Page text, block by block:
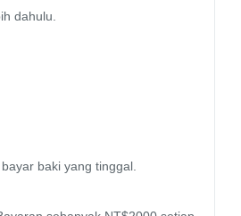
dahulu.
baki yang tinggal.